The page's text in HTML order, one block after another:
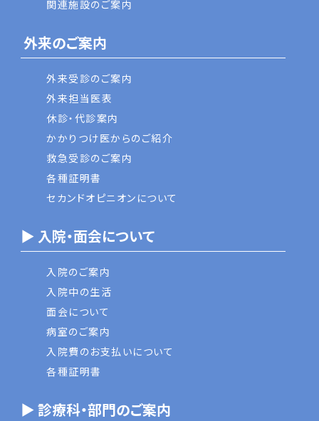
関連施設のご案内
外来のご案内
外来受診のご案内
外来担当医表
休診・代診案内
かかりつけ医からのご紹介
救急受診のご案内
各種証明書
セカンドオピニオンについて
▶ 入院・面会について
入院のご案内
入院中の生活
面会について
病室のご案内
入院費のお支払いについて
各種証明書
▶ 診療科・部門のご案内